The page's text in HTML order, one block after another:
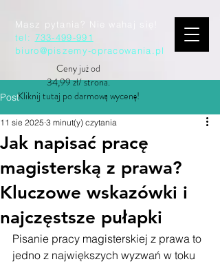
Masz pytania? Nie wahaj się!
tel: 733-499-991
biuro@piszemy-opracowania.pl
Ceny już od
34,99 zł/ strona.
Kliknij tutaj po darmową wycenę!
Post
Jak napisać pracę
magisterską z prawa?
Kluczowe wskazówki i
najczęstsze pułapki
11 sie 2025 3 minut(y) czytania
Pisanie pracy magisterskiej z prawa to
jedno z największych wyzwań w toku